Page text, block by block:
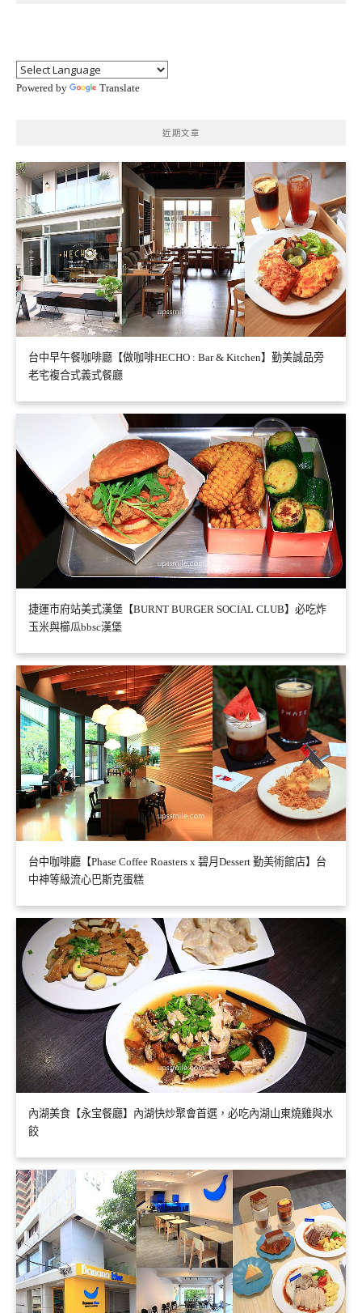
Powered by Translate
近期文章
台中早午餐咖啡廳【做咖啡HECHO : Bar & Kitchen】勤美誠品旁
老宅複合式義式餐廳
捷運市府站美式漢堡【BURNT BURGER SOCIAL CLUB】必吃炸
玉米與櫛瓜bbsc漢堡
台中咖啡廳【Phase Coffee Roasters x 碧月Dessert 勤美術館店】台
中神等級流心巴斯克蛋糕
內湖美食【永宝餐廳】內湖快炒聚會首選，必吃內湖山東燒雞與水
餃